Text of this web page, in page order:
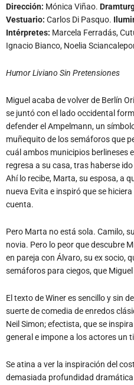
Dirección: Mónica Viñao.
Vestuario: Carlos Di Pasquo.
Intérpretes: Marcela Ferradás,
Ignacio Bianco, Noelia
Humor Liviano Sin Pretensiones
Miguel acaba de volver de Berlín
se juntó con el lado occidental
defender el Ampelmann, un
muñequito de los semáforos que
cuál ambos municipios berlineses
regresa a su casa, tras haberse
Ahí lo recibe, Marta, su esposa, a
nueva Evita e inspiró que se
cuenta.
Pero Marta no está sola. Camilo,
novia. Pero lo peor que descubre
en pareja con Álvaro, su ex socio,
semáforos para ciegos, que
El texto de Winer es sencillo y sin
suerte de comedia de enredos
Neil Simon; efectista, que se
general e impone a los actores un
Se atina a ver la inspiración del
demasiada profundidad